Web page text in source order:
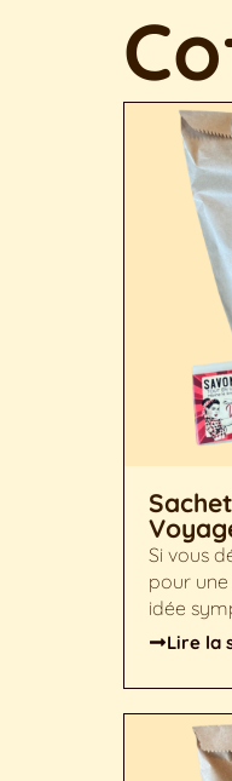
Si vous
pour
idée
Lire la